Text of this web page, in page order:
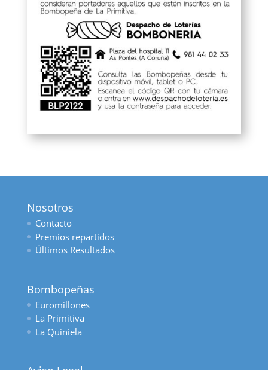
Nosotros
Contacto
Premios repartidos
Últimos Resultados
Bombopeñas
Euromillones
La Primitiva
La Quiniela